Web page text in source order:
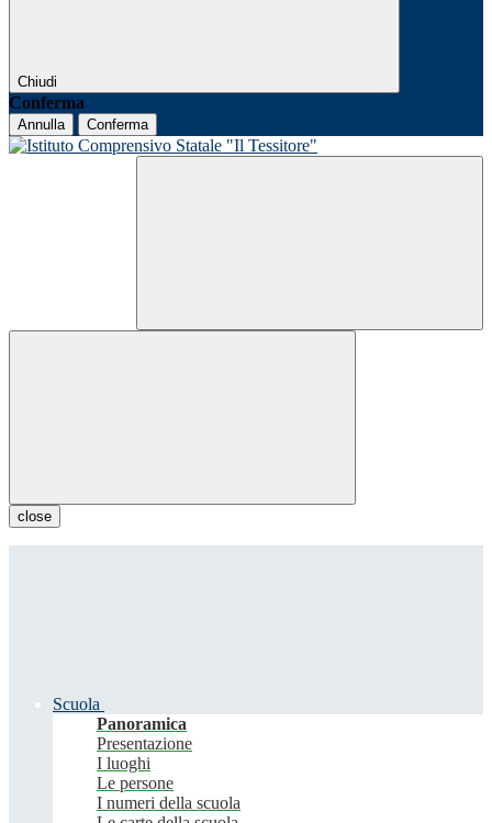
Chiudi
Conferma
Annulla Conferma
close
Scuola
Panoramica
Presentazione
I luoghi
Le persone
I numeri della scuola